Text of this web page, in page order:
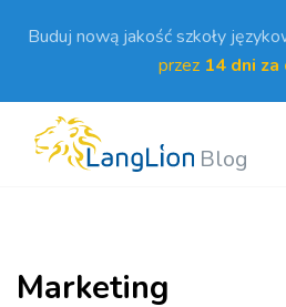
Buduj nową jakość szkoły
przez 14 dni za
Blog
Marketing